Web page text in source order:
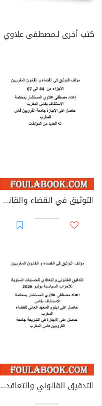
كتب أخرى لـمصطفى علاوي
التوثيق في القضاء والقانون المغربيين - الأجزاء من 44 إلى 67
التدقيق القانوني والتعاقدي للحسابات السنوية للأحزاب السياسية